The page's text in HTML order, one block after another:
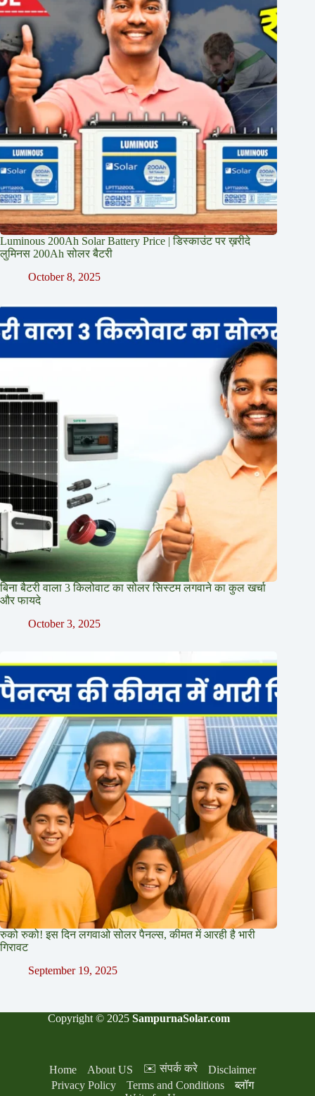
Luminous 200Ah Solar Battery Price​ | डिस्काउंट पर ख़रीदे
लुमिनस 200Ah सोलर बैटरी
October 8, 2025
बिना बैटरी वाला 3 किलोवाट का सोलर सिस्टम लगवाने का कुल खर्चा
और फायदे
October 3, 2025
रुको रुको! इस दिन लगवाओ सोलर पैनल्स, कीमत में आरही है भारी
गिरावट
September 19, 2025
Copyright © 2025 SampurnaSolar.com
Home About US ✉️ संपर्क करे
Disclaimer
Privacy Policy
Terms and Conditions
ब्लॉग